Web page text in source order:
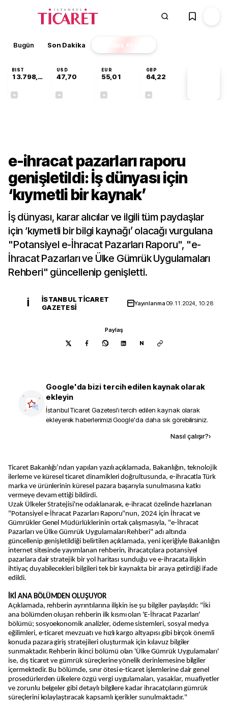
Bugün Son Dakika Finans EKSTRA
BIST
13.798,82
USD
47,70
EUR
55,01
GBP
64,22
e-ihracat pazarları raporu
genişletildi: İş dünyası için
‘kıymetli bir kaynak’
İş dünyası, karar alıcılar ve ilgili tüm paydaşlar
için ‘kıymetli bir bilgi kaynağı’ olacağı vurgulana
"Potansiyel e-İhracat Pazarları Raporu", "e-
İhracat Pazarları ve Ülke Gümrük Uygulamaları
Rehberi" güncellenip genişletti.
İ
İSTANBUL TICARET
GAZETESI
Yayınlanma09.11.2024, 10:28
Paylaş
N
Google'da bizi tercih edilen kaynak olarak
ekleyin
İstanbul Ticaret Gazetesi'i tercih edilen kaynak olarak
ekleyerek haberlerimizi Google'da daha sık görebilirsiniz.
Nasıl çalışır?›
Ticaret Bakanlığı’ndan yapılan yazılı açıklamada, Bakanlığın, teknolojik
ilerleme ve küresel ticaret dinamikleri doğrultusunda, e-ihracatla Türk
marka ve ürünlerinin küresel pazara başarıyla sunulmasına katkı
vermeye devam ettiği bildirdi.
Uzak Ülkeler Stratejisi'ne odaklanarak, e-ihracat özelinde hazırlanan
"Potansiyel e-İhracat Pazarları Raporu"nun, 2024 için İhracat ve
Gümrükler Genel Müdürlüklerinin ortak çalışmasıyla, "e-İhracat
Pazarları ve Ülke Gümrük Uygulamaları Rehberi" adı altında
güncellenip genişletildiği belirtilen açıklamada, yeni içeriğiyle Bakanlığın
internet sitesinde yayımlanan rehberin, ihracatçılara potansiyel
pazarlara dair stratejik bir yol haritası sunduğu ve e-ihracata ilişkin
ihtiyaç duyabilecekleri bilgileri tek bir kaynakta bir araya getirdiği ifade
edildi.
İKİ ANA BÖLÜMDEN OLUŞUYOR
Açıklamada, rehberin ayrıntılarına ilişkin ise şu bilgiler paylaşıldı: "İki
ana bölümden oluşan rehberin ilk kısmı olan 'E-İhracat Pazarları'
bölümü; sosyoekonomik analizler, ödeme sistemleri, sosyal medya
eğilimleri, e-ticaret mevzuatı ve hızlı kargo altyapısı gibi birçok önemli
konuda pazara giriş stratejileri oluşturmak için kılavuz bilgiler
sunmaktadır. Rehberin ikinci bölümü olan 'Ülke Gümrük Uygulamaları'
ise, dış ticaret ve gümrük süreçlerine yönelik derinlemesine bilgiler
içermektedir. Bu bölümde, sınır ötesi e-ticaret işlemlerine dair genel
prosedürlerden ülkelere özgü vergi uygulamaları, yasaklar, muafiyetler
ve zorunlu belgeler gibi detaylı bilgilere kadar ihracatçıların gümrük
süreçlerini kolaylaştıracak kapsamlı içerikler sunulmaktadır."